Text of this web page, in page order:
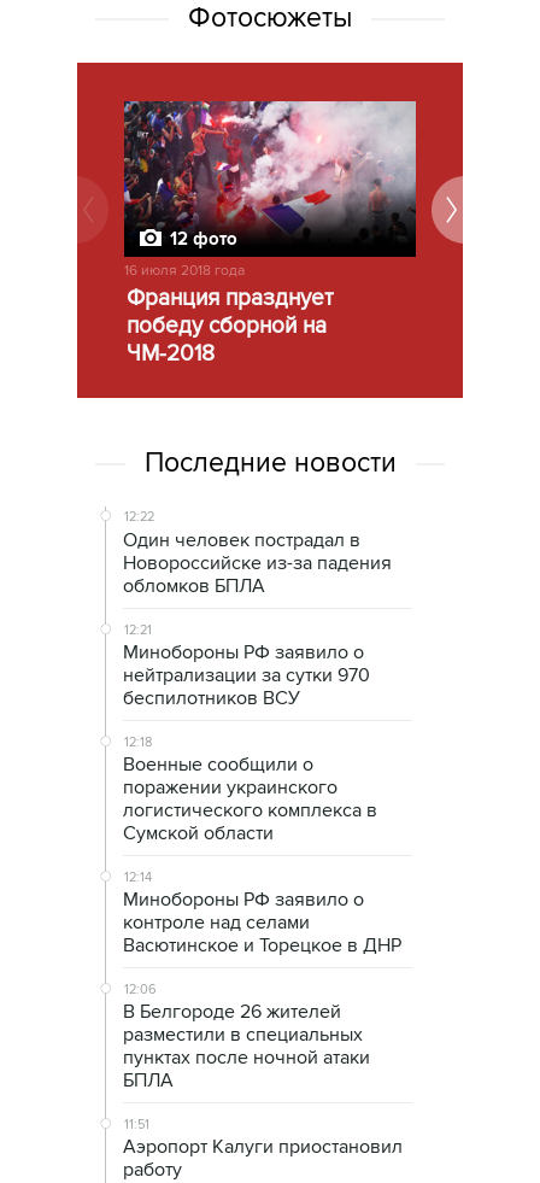
Фотосюжеты
12 фото
16 июля 2018 года
Франция празднует
победу сборной на
ЧМ-2018
Последние новости
12:22
Один человек пострадал в
Новороссийске из-за падения
обломков БПЛА
12:21
Минобороны РФ заявило о
нейтрализации за сутки 970
беспилотников ВСУ
12:18
Военные сообщили о
поражении украинского
логистического комплекса в
Сумской области
12:14
Минобороны РФ заявило о
контроле над селами
Васютинское и Торецкое в ДНР
12:06
В Белгороде 26 жителей
разместили в специальных
пунктах после ночной атаки
БПЛА
11:51
Аэропорт Калуги приостановил
работу